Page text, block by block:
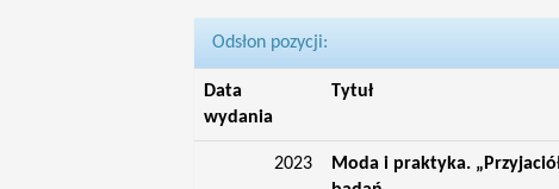
Odsłon pozycji:
Data
wydania
Tytuł
2023
Moda i praktyka.